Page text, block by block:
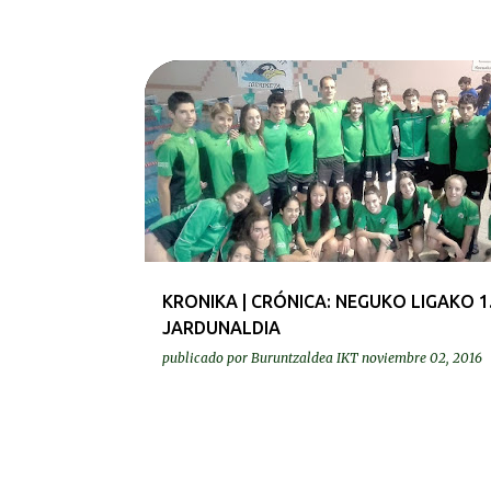
KRONIKA | CRÓNICA: NEGUKO LIGAKO
JARDUNALDIA
publicado por Buruntzaldea IKT noviembre 02, 2016
KRONIKAK-CRÓNICAS